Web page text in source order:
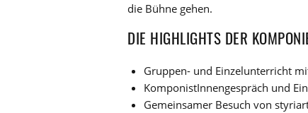
die Bühne gehen.
DIE HIGHLIGHTS DER
Gruppen- und Einzelunterricht
KomponistInnengespräch und
Gemeinsamer Besuch von